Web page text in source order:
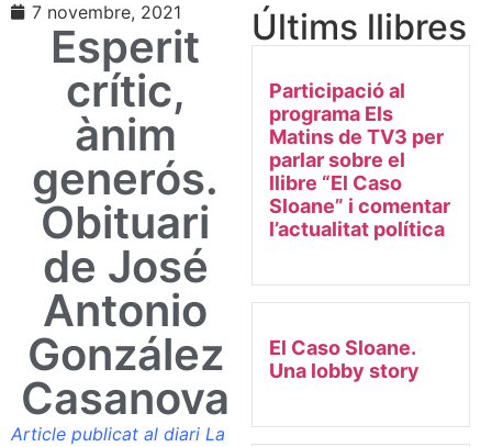
7 novembre, 2021
Esperit
crític,
ànim
generós.
Obituari
de José
Antonio
González
Casanova
Article publicat al diari La
Últims llibres
Participació al
programa Els
Matins de TV3 per
parlar sobre el
llibre “El Caso
Sloane” i comentar
l’actualitat política
El Caso Sloane.
Una lobby story